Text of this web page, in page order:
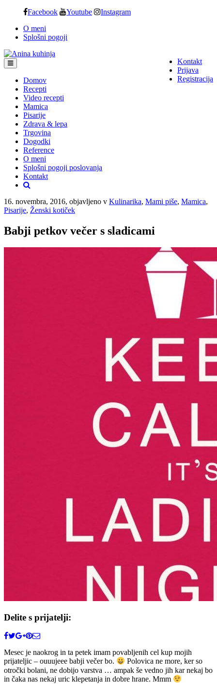
content
Facebook Youtube Instagram
O meni
Splošni pogoji
Kontakt
Prijava
Registracija
Domov
Recepti
Video recepti
Mamica
Pisarije
Zdrava & lepa
Trgovina
Dogodki
Reference
O meni
Splošni pogoji poslovanja
Kontakt
16. novembra, 2016, objavljeno v Kulinarika, Mami piše, Mamica,
Pisarije, Ženski kotiček
Babji petkov večer s sladicami
Delite s prijatelji:
Mesec je naokrog in ta petek imam povabljenih cel kup mojih
prijateljic – ouuujeee babji večer bo.
Polovica ne more, ker so
otročki bolani, ne dobijo varstva … ampak še vedno jih kar nekaj bo
in čaka nas nekaj uric klepetanja in dobre hrane. Mmm